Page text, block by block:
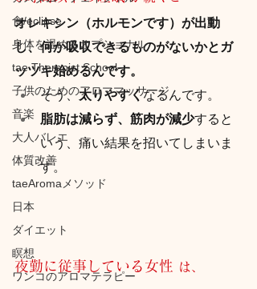
食/eclipse
身体を温めるオプショナル
tae Therapist School
子供のためのアロママッサージ
音楽
大人バレエ
体質改善
taeAromaメソッド
日本
ダイエット
瞑想
ワンコのアロマテラピー
オレキシン（ホルモンです）が出動
し、何か吸収できるものがないかとガ
ッツキ始めるんです。
そう、太りやすくなるんです。
脂肪は減らず、筋肉が減少すると
いう、痛い結果を招いてしまいま
す。
夜勤に従事している女性 は、